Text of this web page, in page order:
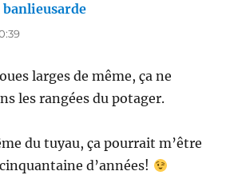
larges de même, ça ne
les rangées du potager.
du tuyau, ça pourrait m’être
d’années!